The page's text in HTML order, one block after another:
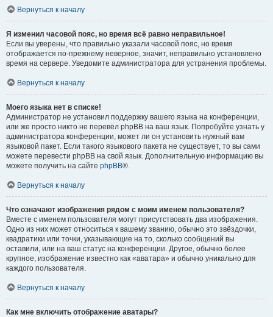
Вернуться к началу
Я изменил часовой пояс, но время всё равно неправильное!
Если вы уверены, что правильно указали часовой пояс, но время
отображается по-прежнему неверное, значит, неправильно установлено
время на сервере. Уведомите администратора для устранения проблемы.
Вернуться к началу
Моего языка нет в списке!
Администратор не установил поддержку вашего языка на конференции,
или же просто никто не перевёл phpBB на ваш язык. Попробуйте узнать у
администратора конференции, может ли он установить нужный вам
языковой пакет. Если такого языкового пакета не существует, то вы сами
можете перевести phpBB на свой язык. Дополнительную информацию вы
можете получить на сайте phpBB®.
Вернуться к началу
Что означают изображения рядом с моим именем пользователя?
Вместе с именем пользователя могут присутствовать два изображения.
Одно из них может относиться к вашему званию, обычно это звёздочки,
квадратики или точки, указывающие на то, сколько сообщений вы
оставили, или на ваш статус на конференции. Другое, обычно более
крупное, изображение известно как «аватара» и обычно уникально для
каждого пользователя.
Вернуться к началу
Как мне включить отображение аватары?